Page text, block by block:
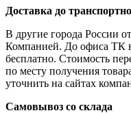
Доставка до
В другие города России
Компанией. До офиса ТК в
бесплатно. Стоимость
по месту получения
уточнить на сайтах
Самовывоз со склада